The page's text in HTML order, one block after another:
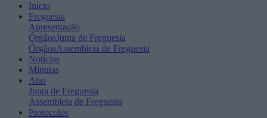
Início
Freguesia
Apresentação
ÓrgãosJunta de Freguesia
ÓrgãosAssembleia de Freguesia
Notícias
Minutas
Atas
Junta de Freguesia
Assembleia de Freguesia
Protocolos